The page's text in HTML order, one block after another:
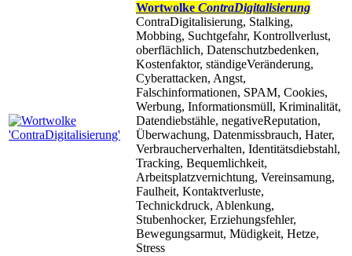
Wortwolke ContraDigitalisierung
ContraDigitalisierung, Stalking,
Mobbing, Suchtgefahr, Kontrollverlust,
oberflächlich, Datenschutzbedenken,
Kostenfaktor, ständigeVeränderung,
Cyberattacken, Angst,
Falschinformationen, SPAM, Cookies,
Werbung, Informationsmüll, Kriminalität,
Datendiebstähle, negativeReputation,
Überwachung, Datenmissbrauch, Hater,
Verbraucherverhalten, Identitätsdiebstahl,
Tracking, Bequemlichkeit,
Arbeitsplatzvernichtung, Vereinsamung,
Faulheit, Kontaktverluste,
Technickdruck, Ablenkung,
Stubenhocker, Erziehungsfehler,
Bewegungsarmut, Müdigkeit, Hetze,
Stress